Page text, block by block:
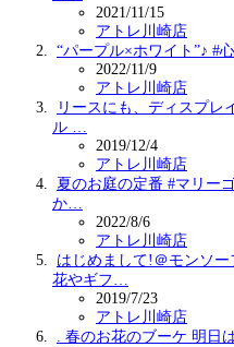
2021/11/15
アトレ川崎店
“パープル×ホワイト”♪ #
2022/11/9
アトレ川崎店
リースにも、ディスプレ
ル …
2019/12/4
アトレ川崎店
夏のお庭の定番 #マリー
か…
2022/8/6
アトレ川崎店
はじめまして!＠モンソ
花やギフ…
2019/7/23
アトレ川崎店
. 春のお花のブーケ 明日